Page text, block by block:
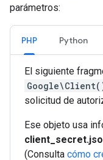
parámetros:
PHP Python
El siguiente
solicitud de
Ese objeto usa
(Consulta cómo